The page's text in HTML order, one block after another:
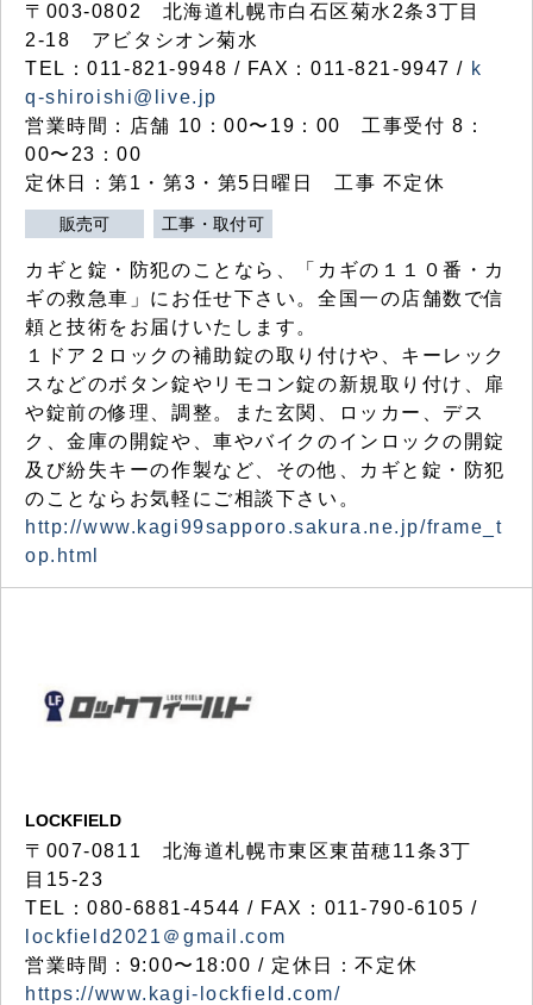
〒003-0802 北海道札幌市白石区菊水2条3丁目
2-18 アビタシオン菊水
TEL：011-821-9948 / FAX：011-821-9947 / k
q-shiroishi@live.jp
営業時間：店舗 10：00〜19：00 工事受付 8：
00〜23：00
定休日：第1・第3・第5日曜日 工事 不定休
販売可 工事・取付可
カギと錠・防犯のことなら、「カギの１１０番・カ
ギの救急車」にお任せ下さい。全国一の店舗数で信
頼と技術をお届けいたします。
１ドア２ロックの補助錠の取り付けや、キーレック
スなどのボタン錠やリモコン錠の新規取り付け、扉
や錠前の修理、調整。また玄関、ロッカー、デス
ク、金庫の開錠や、車やバイクのインロックの開錠
及び紛失キーの作製など、その他、カギと錠・防犯
のことならお気軽にご相談下さい。
http://www.kagi99sapporo.sakura.ne.jp/frame_t
op.html
LOCKFIELD
〒007-0811 北海道札幌市東区東苗穂11条3丁
目15-23
TEL：080-6881-4544 / FAX：011-790-6105 /
lockfield2021＠gmail.com
営業時間：9:00〜18:00 / 定休日：不定休
https://www.kagi-lockfield.com/